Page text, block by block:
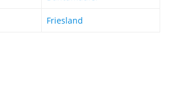
Friesland